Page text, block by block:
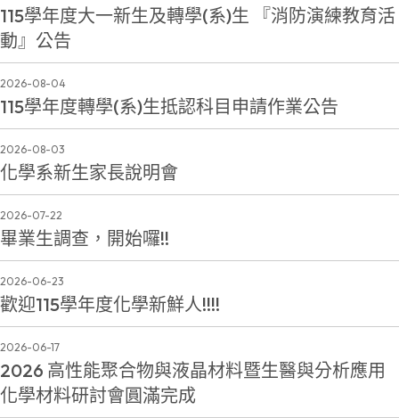
115學年度大一新生及轉學(系)生 『消防演練教育活
動』公告
2026-08-04
115學年度轉學(系)生抵認科目申請作業公告
2026-08-03
化學系新生家長說明會
2026-07-22
畢業生調查，開始囉!!
2026-06-23
歡迎115學年度化學新鮮人!!!!
2026-06-17
2026 高性能聚合物與液晶材料暨生醫與分析應用
化學材料研討會圓滿完成